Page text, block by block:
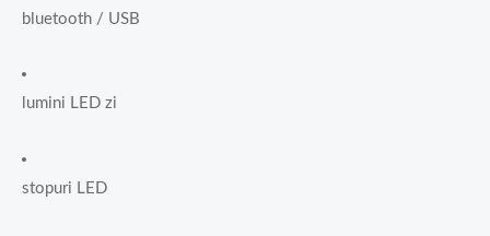
bluetooth / USB
lumini LED zi
stopuri LED